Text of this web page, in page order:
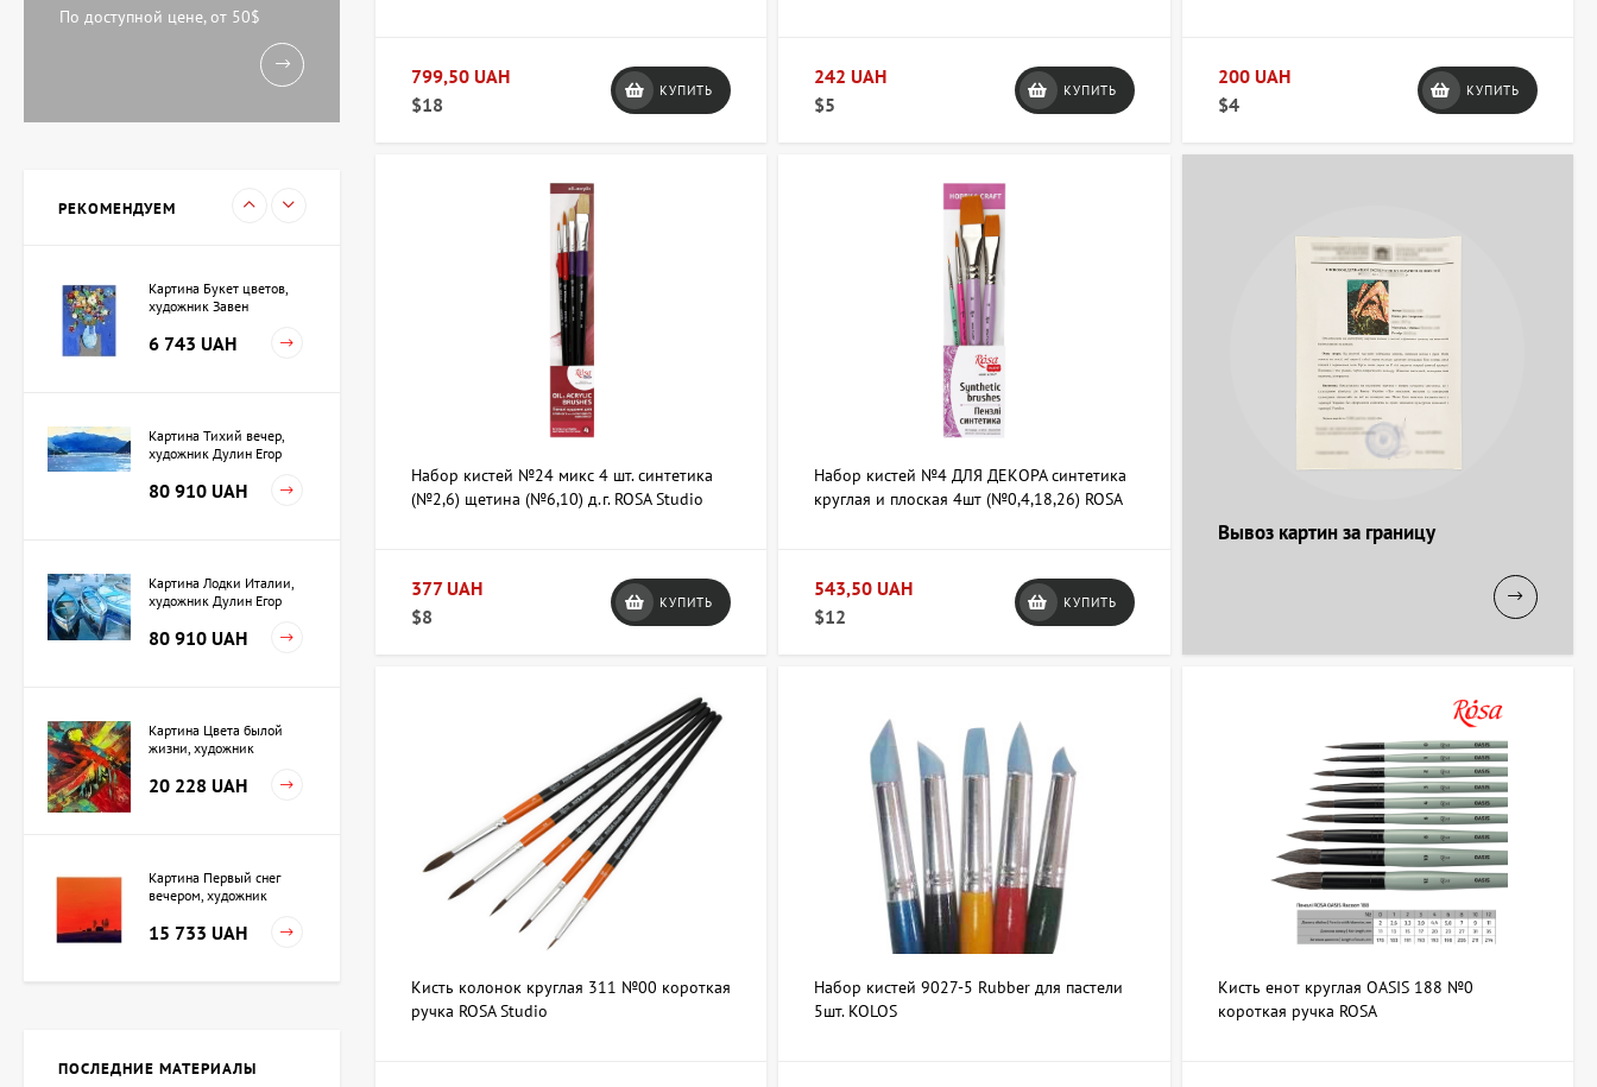
799,50 UAH
$18
КУПИТЬ
242 UAH
$5
КУПИТЬ
200 UAH
$4
КУПИТЬ
Набор кистей №24 микс 4 шт. синтетика
(№2,6) щетина (№6,10) д.г. ROSA Studio
377 UAH
$8
КУПИТЬ
Набор кистей №4 ДЛЯ ДЕКОРА синтетика
круглая и плоская 4шт (№0,4,18,26) ROSA
543,50 UAH
$12
КУПИТЬ
Вывоз картин за границу
Кисть колонок круглая 311 №00 короткая
ручка ROSA Studio
Набор кистей 9027-5 Rubber для пастели
5шт. KOLOS
Кисть енот круглая OASIS 188 №0
короткая ручка ROSA
По доступной цене, от 50$
РЕКОМЕНДУЕМ
художник Кокин Михаил
Картина Букет цветов,
художник Завен
6 743 UAH
Картина Тихий вечер,
художник Дулин Егор
80 910 UAH
Картина Лодки Италии,
художник Дулин Егор
80 910 UAH
Картина Цвета былой
жизни, художник
20 228 UAH
Картина Первый снег
вечером, художник
15 733 UAH
Цена по
ПОСЛЕДНИЕ МАТЕРИАЛЫ